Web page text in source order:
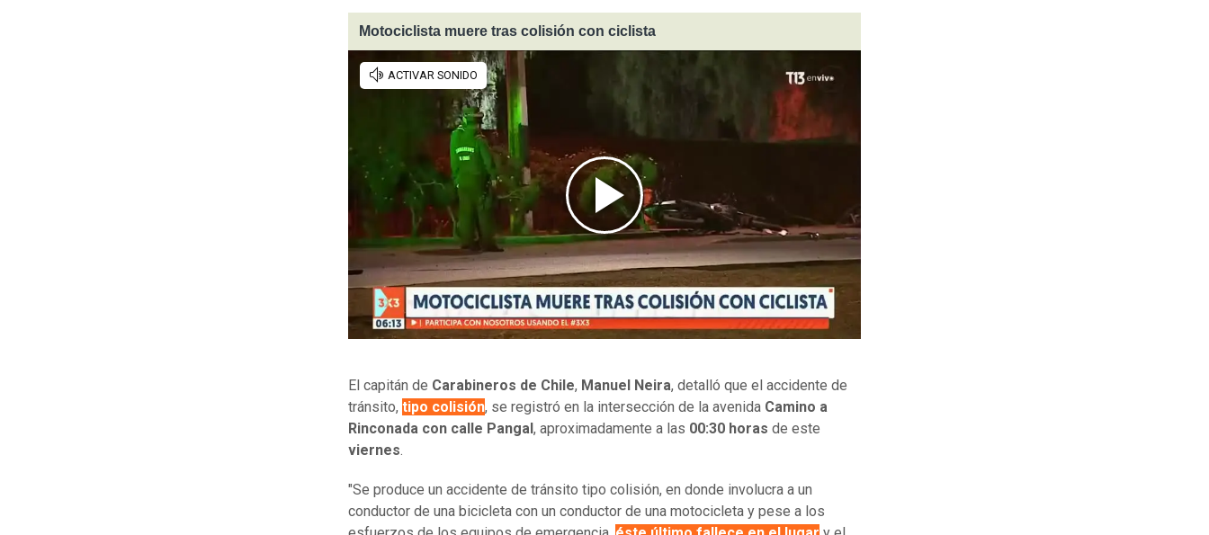
Motociclista muere tras colisión con ciclista
El capitán de Carabineros de Chile, Manuel Neira, detalló que el accidente de
tránsito, tipo colisión, se registró en la intersección de la avenida Camino a
Rinconada con calle Pangal, aproximadamente a las 00:30 horas de este
viernes
"Se produce un accidente de tránsito tipo colisión, en donde involucra a un
conductor de una bicicleta con un conductor de una motocicleta y pese a los